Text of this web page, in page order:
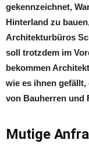
gekennzeichnet,
Hinterland zu
Architekturbüros
soll trotzdem im
bekommen
wie es ihnen
von Bauherren und
Mutige